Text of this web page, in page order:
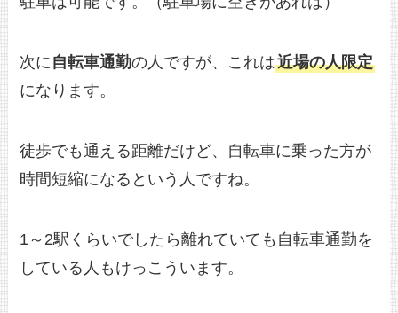
次に自転車通勤の人ですが、これは近場の人限定
になります。
徒歩でも通える距離だけど、自転車に乗った方が
時間短縮になるという人ですね。
1～2駅くらいでしたら離れていても自転車通勤を
している人もけっこういます。